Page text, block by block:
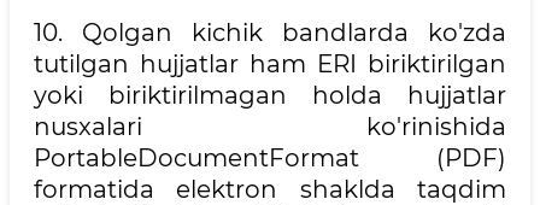
10. Qolgan kichik bandlarda ko'zda
tutilgan hujjatlar ham ERI biriktirilgan
yoki biriktirilmagan holda hujjatlar
nusxalari ko'rinishida
PortableDocumentFormat (PDF)
formatida elektron shaklda taqdim